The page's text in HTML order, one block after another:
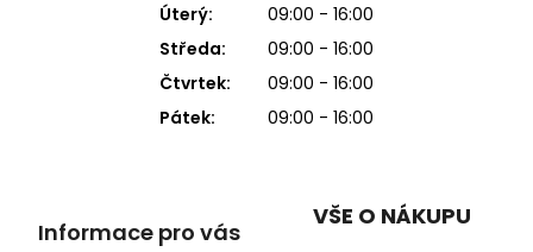
Úterý:
09:00 - 16:00
Středa:
09:00 - 16:00
Čtvrtek:
09:00 - 16:00
Pátek:
09:00 - 16:00
Informace pro vás
VŠE O NÁKUPU